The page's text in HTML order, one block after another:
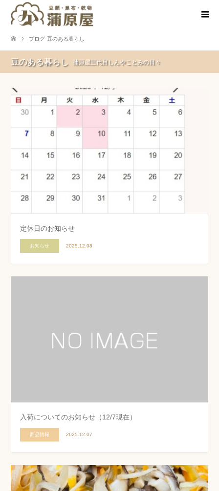
ブログ-豆のある暮らし
豆のある暮らし 蒲原屋三代目しんやことみの日々
定休日のお知らせ
お知らせ 2025.12.08
入荷についてのお知らせ（12/7現在）
商品情報 2025.12.07